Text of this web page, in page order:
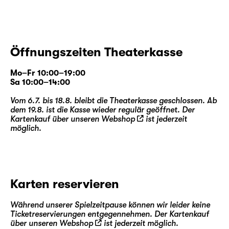
Öffnungszeiten Theaterkasse
Mo–Fr 10:00–19:00
Sa 10:00–14:00
Vom 6.7. bis 18.8. bleibt die Theaterkasse geschlossen. Ab
dem 19.8. ist die Kasse wieder regulär geöffnet. Der
Kartenkauf über unseren Webshop
ist jederzeit
möglich.
Karten reservieren
Während unserer Spielzeitpause können wir leider keine
Ticketreservierungen entgegennehmen. Der Kartenkauf
über unseren Webshop ist jederzeit möglich.